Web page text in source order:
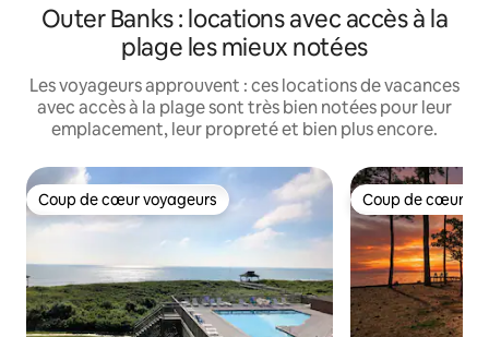
Outer Banks : locations avec accès à la
plage les mieux notées
Les voyageurs approuvent : ces locations de vacances
avec accès à la plage sont très bien notées pour leur
emplacement, leur propreté et bien plus encore.
Coup de cœur voyageurs
Coup de cœur voyageurs Coup de cœur
Coup de cœur